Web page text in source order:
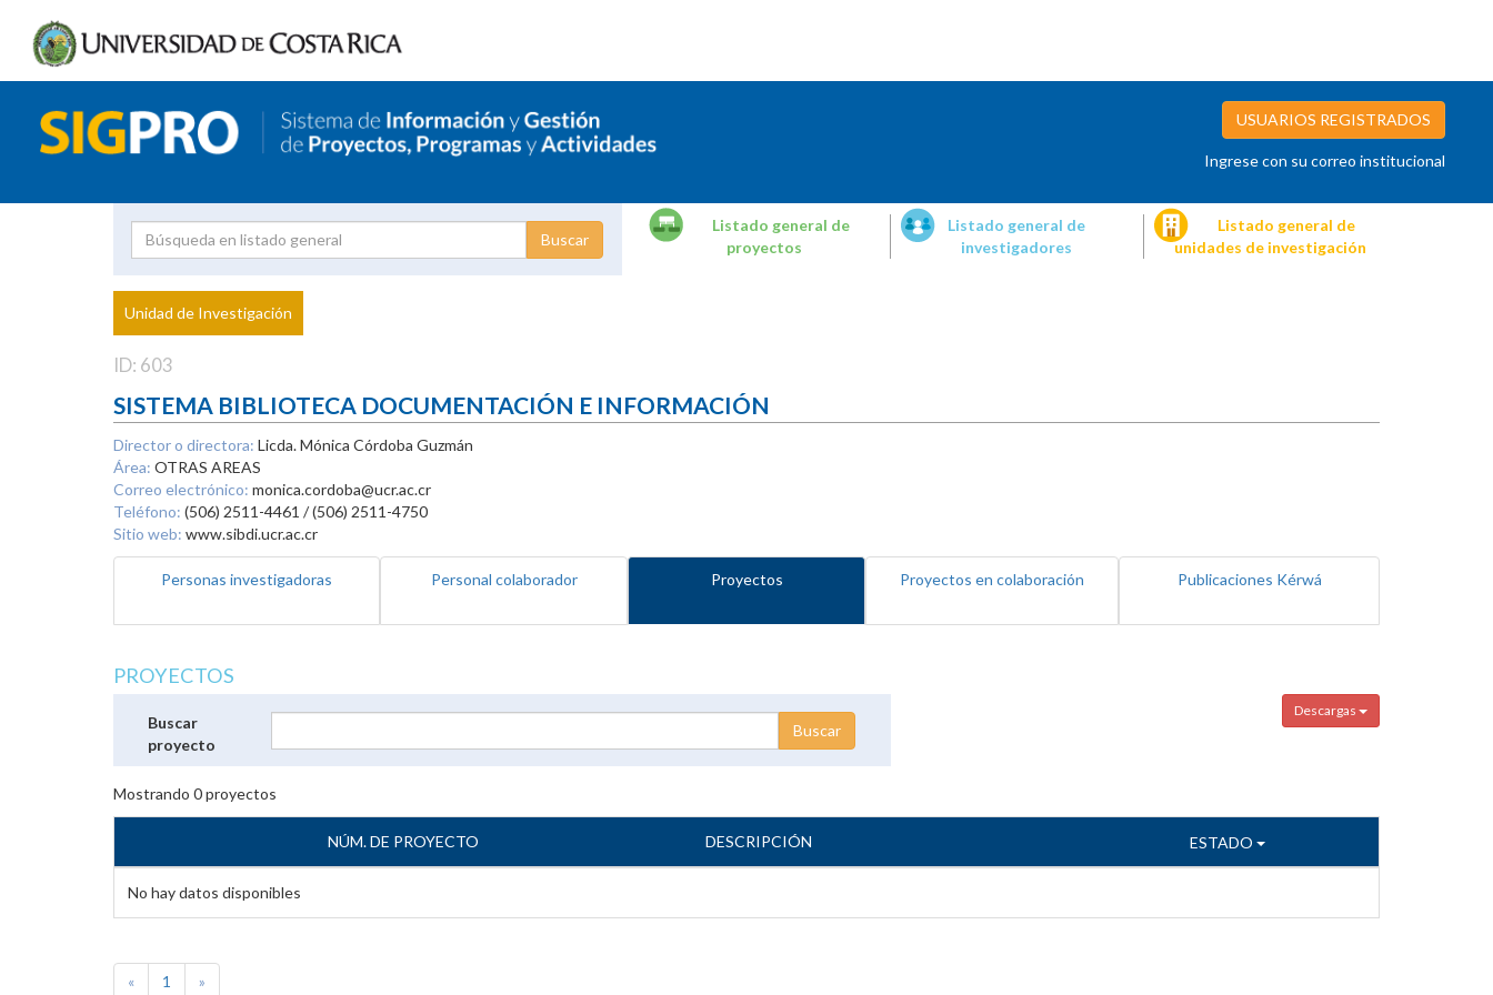
USUARIOS REGISTRADOS
Ingrese con su correo institucional
Proyecto
Investigador
Listado general de
proyectos
Listado general de
investigadores
Listado general de
unidades de investigación
Unidad de Investigación
ID: 603
SISTEMA BIBLIOTECA DOCUMENTACIÓN E INFORMACIÓN
Director o directora: Licda. Mónica Córdoba Guzmán
Área: OTRAS AREAS
Correo electrónico: monica.cordoba@ucr.ac.cr
Teléfono: (506) 2511-4461 / (506) 2511-4750
Sitio web: www.sibdi.ucr.ac.cr
Personas investigadoras Personal colaborador Proyectos Proyectos en colaboración Publicaciones Kérwá
PROYECTOS
Descargas
Buscar
proyecto
Mostrando 0proyectos
NÚM. DE PROYECTO DESCRIPCIÓN ESTADO
No hay datos disponibles
« 1 »